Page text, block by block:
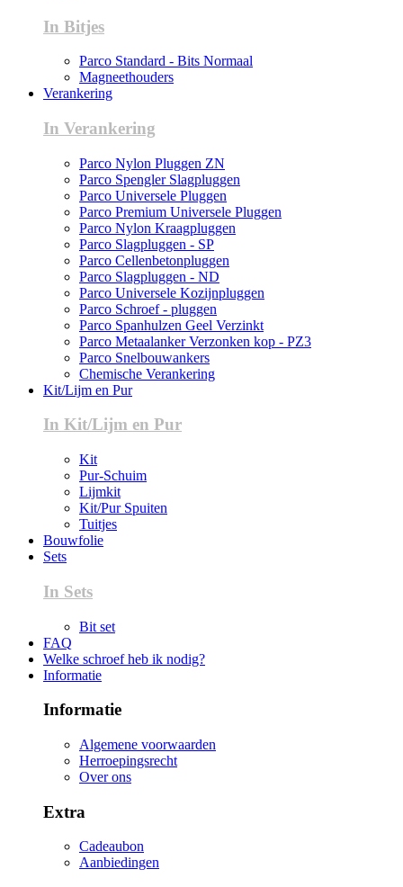
In Bitjes
Parco Standard - Bits Normaal
Magneethouders
Verankering
In Verankering
Parco Nylon Pluggen ZN
Parco Spengler Slagpluggen
Parco Universele Pluggen
Parco Premium Universele Pluggen
Parco Nylon Kraagpluggen
Parco Slagpluggen - SP
Parco Cellenbetonpluggen
Parco Slagpluggen - ND
Parco Universele Kozijnpluggen
Parco Schroef - pluggen
Parco Spanhulzen Geel Verzinkt
Parco Metaalanker Verzonken kop - PZ3
Parco Snelbouwankers
Chemische Verankering
Kit/Lijm en Pur
In Kit/Lijm en Pur
Kit
Pur-Schuim
Lijmkit
Kit/Pur Spuiten
Tuitjes
Bouwfolie
Sets
In Sets
Bit set
FAQ
Welke schroef heb ik nodig?
Informatie
Informatie
Algemene voorwaarden
Herroepingsrecht
Over ons
Extra
Cadeaubon
Aanbiedingen